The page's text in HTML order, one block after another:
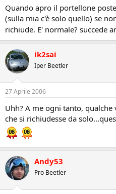
Quando apro il portellone
(sulla mia c'è solo quello) se
richiude. E' normale? succede
ik2sai
Iper Beetler
27 Aprile 2006
Uhh? A me ogni tanto,
che si richiudesse da
Andy53
Pro Beetler